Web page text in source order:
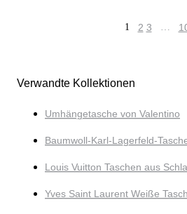
1 2 3 …
Verwandte Kollektionen
Umhängetasche von Valentino
Baumwoll-Karl-Lagerfeld-
Louis Vuitton Taschen aus
Yves Saint Laurent Weiße